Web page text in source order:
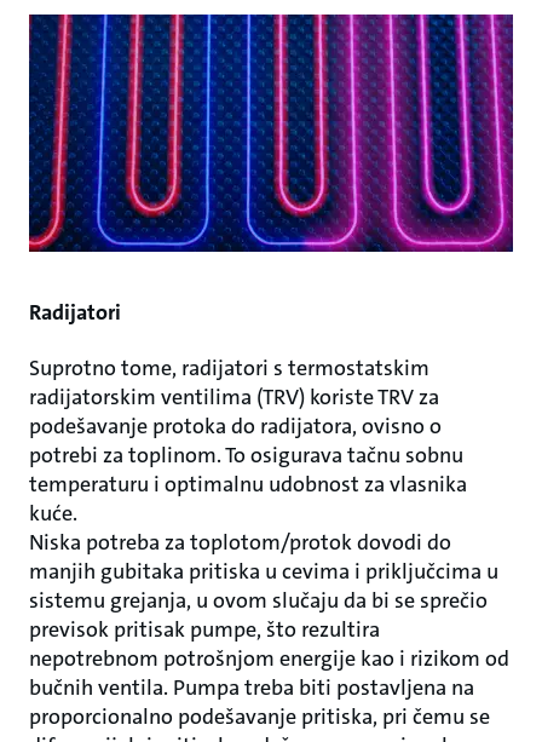
Radijatori
Suprotno tome, radijatori s termostatskim
radijatorskim ventilima (TRV) koriste TRV za
podešavanje protoka do radijatora, ovisno o
potrebi za toplinom. To osigurava tačnu sobnu
temperaturu i optimalnu udobnost za vlasnika
kuće.
Niska potreba za toplotom/protok dovodi do
manjih gubitaka pritiska u cevima i priključcima u
sistemu grejanja, u ovom slučaju da bi se sprečio
previsok pritisak pumpe, što rezultira
nepotrebnom potrošnjom energije kao i rizikom od
bučnih ventila. Pumpa treba biti postavljena na
proporcionalno podešavanje pritiska, pri čemu se